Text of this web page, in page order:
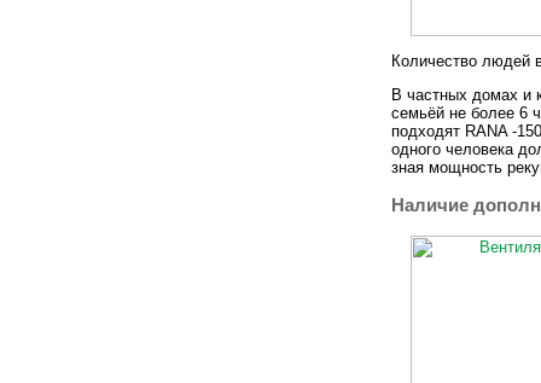
Количество людей
В частных домах и
семьёй не более 6
подходят RANA -
одного человека
зная мощность
Наличие